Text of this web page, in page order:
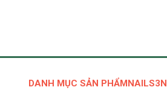
DANH MỤC SẢN PHẨMNAILS3N